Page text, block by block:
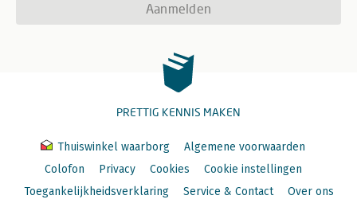
Aanmelden
PRETTIG KENNIS MAKEN
Thuiswinkel waarborg
Algemene voorwaarden
Colofon
Privacy Cookies
Cookie instellingen
Toegankelijkheidsverklaring
Service & Contact Over ons